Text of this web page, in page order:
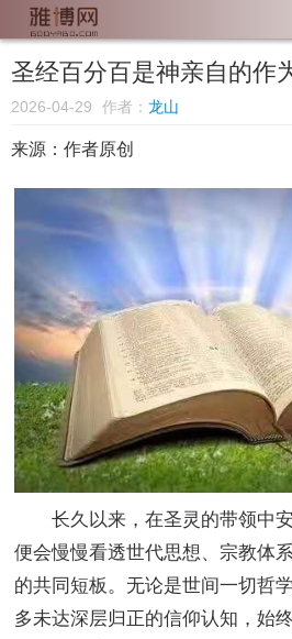
圣经百分百是神亲自的作
2026-04-29 作者： 龙山
来源： 作者原创
长久以来，在圣灵的带领中安
便会慢慢看透世代思想、宗教体
的共同短板。无论是世间一切哲
多未达深层归正的信仰认知，始